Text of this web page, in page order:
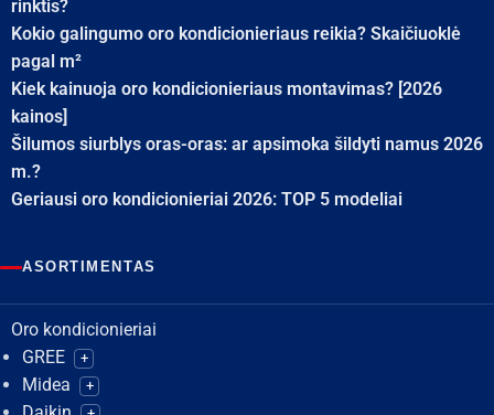
rinktis?
Kokio galingumo oro kondicionieriaus reikia? Skaičiuoklė
pagal m²
Kiek kainuoja oro kondicionieriaus montavimas? [2026
kainos]
Šilumos siurblys oras-oras: ar apsimoka šildyti namus 2026
m.?
Geriausi oro kondicionieriai 2026: TOP 5 modeliai
ASORTIMENTAS
Oro kondicionieriai
GREE
+
Midea +